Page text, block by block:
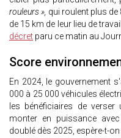
rouleurs », qui roulent plus de
de 15 km de leur lieu de
décret paru ce matin au
Score
En 2024, le gouvernement
000 à 25 000 véhicules
les bénéficiaires de
monter en puissance
doublé dès 2025, espère-t-